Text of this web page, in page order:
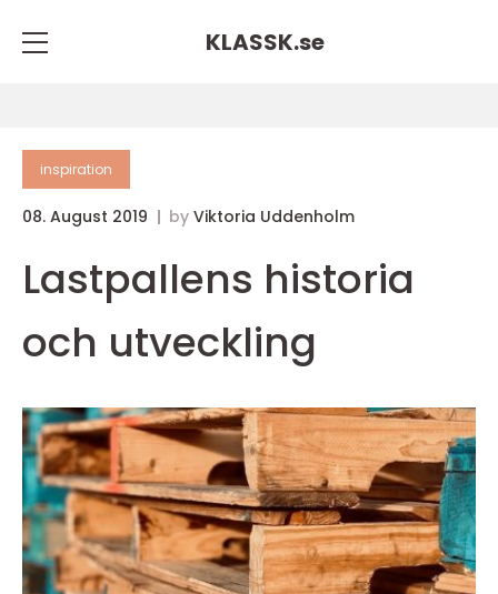
KLASSK.se
inspiration
08. August 2019 by Viktoria Uddenholm
Lastpallens historia
och utveckling